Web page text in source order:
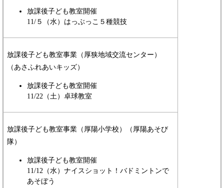
放課後子ども教室開催
11/５（水）はっぶっこ５種競技
放課後子ども教室事業（厚狭地域交流センター）
（あさふれあいキッズ）
放課後子ども教室開催
11/22（土）卓球教室
放課後子ども教室事業（厚陽小学校）（厚陽あそび
隊）
放課後子ども教室開催
11/12（水）ナイスショット！バドミントンで
あそぼう